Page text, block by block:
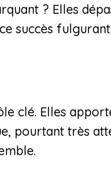
? Elles
succès fulgurant.
clé. Elles
pourtant très